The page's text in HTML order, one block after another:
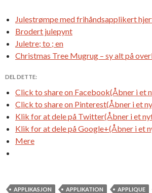
Julestrømpe med frihåndsapplikert
Brodert julepynt
Juletre; to ; en
Christmas Tree Mugrug – sy alt på
DEL DETTE:
Click to share on Facebook(Åbner i et
Click to share on Pinterest(Åbner i et
Klik for at dele på Twitter(Åbner i et
Klik for at dele på Google+(Åbner i et
Mere
APPLIKASJON APPLIKATION APPLIQUE